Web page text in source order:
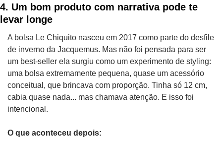
4. Um bom produto com narrativa pode te
levar longe
A bolsa Le Chiquito nasceu em 2017 como parte do desfile
de inverno da Jacquemus. Mas não foi pensada para ser
um best-seller ela surgiu como um experimento de styling:
uma bolsa extremamente pequena, quase um acessório
conceitual, que brincava com proporção. Tinha só 12 cm,
cabia quase nada... mas chamava atenção. E isso foi
intencional.
O que aconteceu depois: